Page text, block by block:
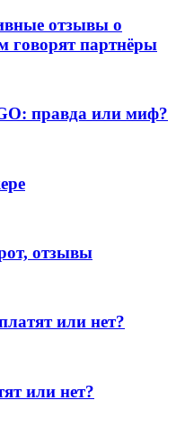
отзывы о
говорят партнёры
правда или миф?
отзывы
или нет?
или нет?